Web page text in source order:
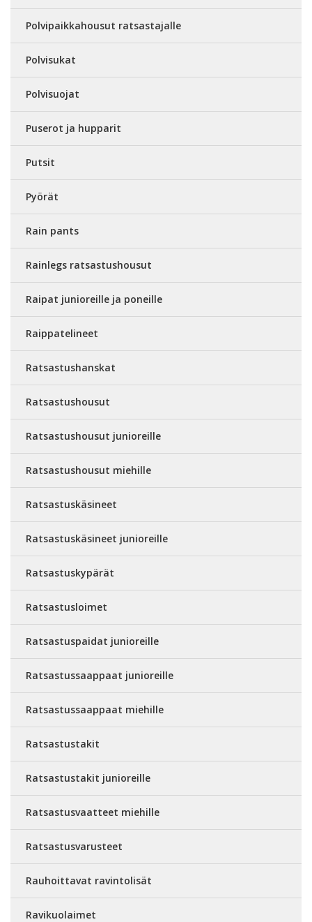
Polvipaikkahousut ratsastajalle
Polvisukat
Polvisuojat
Puserot ja hupparit
Putsit
Pyörät
Rain pants
Rainlegs ratsastushousut
Raipat junioreille ja poneille
Raippatelineet
Ratsastushanskat
Ratsastushousut
Ratsastushousut junioreille
Ratsastushousut miehille
Ratsastuskäsineet
Ratsastuskäsineet junioreille
Ratsastuskypärät
Ratsastusloimet
Ratsastuspaidat junioreille
Ratsastussaappaat junioreille
Ratsastussaappaat miehille
Ratsastustakit
Ratsastustakit junioreille
Ratsastusvaatteet miehille
Ratsastusvarusteet
Rauhoittavat ravintolisät
Ravikuolaimet